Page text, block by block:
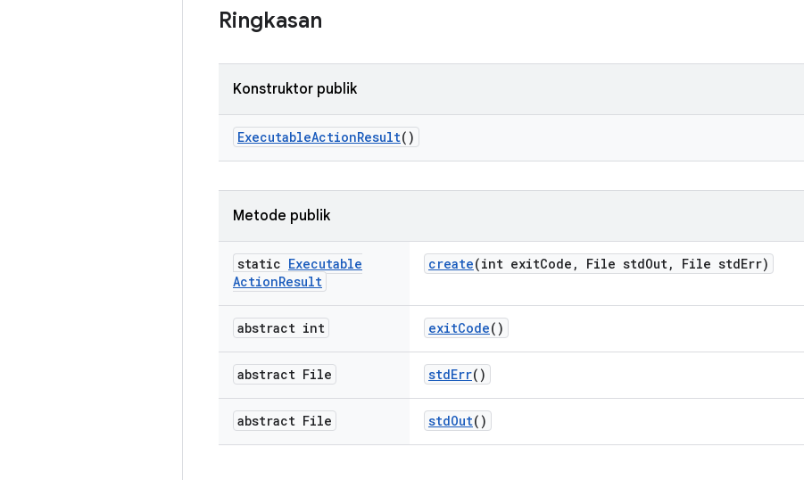
Ringkasan
Konstruktor publik
ExecutableActionResult()
Metode publik
static Executable
ActionResult
create(int exitCode , File stdOut, File stdErr)
abstract int exitCode()
abstract File stdErr()
abstract File stdOut()